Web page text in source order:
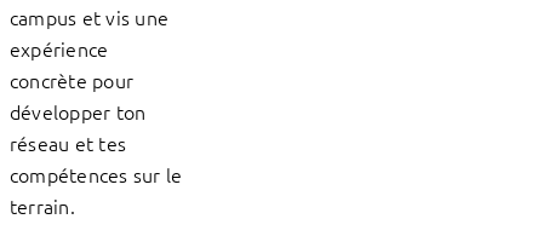
campus et vis une
expérience
concrète pour
développer ton
réseau et tes
compétences sur le
terrain.